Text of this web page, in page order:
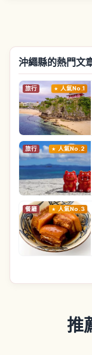
沖繩縣的熱門文
旅行 人氣No.1
旅行 人氣No.2
餐廳 人氣No.3
推